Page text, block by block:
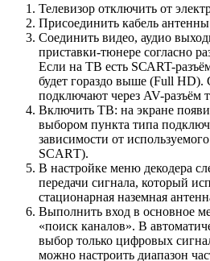
Телевизор отключить от
Присоединить кабель антенны
Соединить видео, аудио
приставки-тюнере согласно
Если на ТВ есть SСАRT-
будет гораздо выше (Full HD).
подключают через AV-разъём
Включить ТВ: на экране
выбором пункта типа
зависимости от
SCАRТ).
В настройке меню декодера
передачи сигнала, который
стационарная наземная
Выполнить вход в основное
«поиск каналов». В
выбор только цифровых
можно настроить диапазон